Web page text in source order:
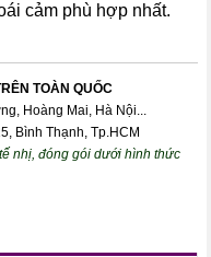
cảm phù hợp nhất.
TOÀN QUỐC
Hoàng Mai, Hà Nội...
Bình Thạnh, Tp.HCM
nhị, đóng gói dưới hình thức